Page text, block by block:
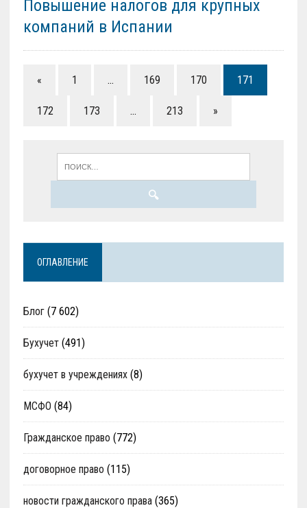
Повышение налогов для крупных
компаний в Испании
« 1 … 169 170 171
172 173 … 213 »
ОГЛАВЛЕНИЕ
Блог(7 602)
Бухучет(491)
бухучет в учреждениях(8)
МСФО (84)
Гражданское право (772)
договорное право (115)
новости гражданского права(365)